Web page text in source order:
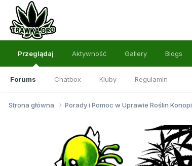
Przeglądaj
Forums Chatbox Kluby Regulamin
Aktywność Gallery Blogs
Strona główna Porady i Pomoc w Uprawie Roślin Konopi